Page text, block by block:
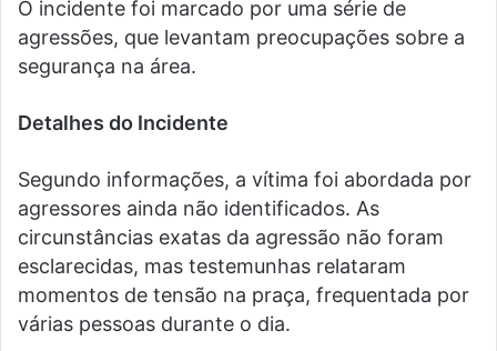
O incidente foi marcado por uma série de
agressões, que levantam preocupações sobre a
segurança na área.
Detalhes do Incidente
Segundo informações, a vítima foi abordada por
agressores ainda não identificados. As
circunstâncias exatas da agressão não foram
esclarecidas, mas testemunhas relataram
momentos de tensão na praça, frequentada por
várias pessoas durante o dia.